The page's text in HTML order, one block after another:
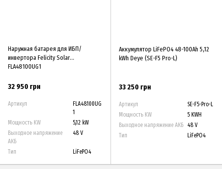
Наружная батарея для ИБП/
инвертора Felicity Solar
FLA48100UG1
32 950 грн
Артикул
FLA48100UG
1
Мощность KW
5,12 kW
Выходное напряжение
АКБ
48 V
Тип LiFePO4
Аккумулятор LiFePO4 48-100Ah 5,12
kWh Deye (SE-F5 Pro-L)
33 250 грн
Артикул
SE-F5-Pro-L
Мощность KW
5 KWH
Выходное напряжение АКБ 48 V
Тип
LiFePO4